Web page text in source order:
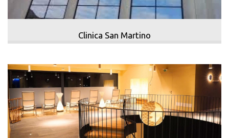
Clinica San Martino